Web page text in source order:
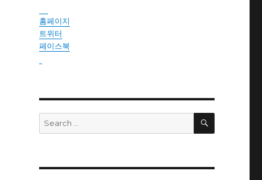
홈페이지
트위터
페이스북
Search
for:
SEARCH